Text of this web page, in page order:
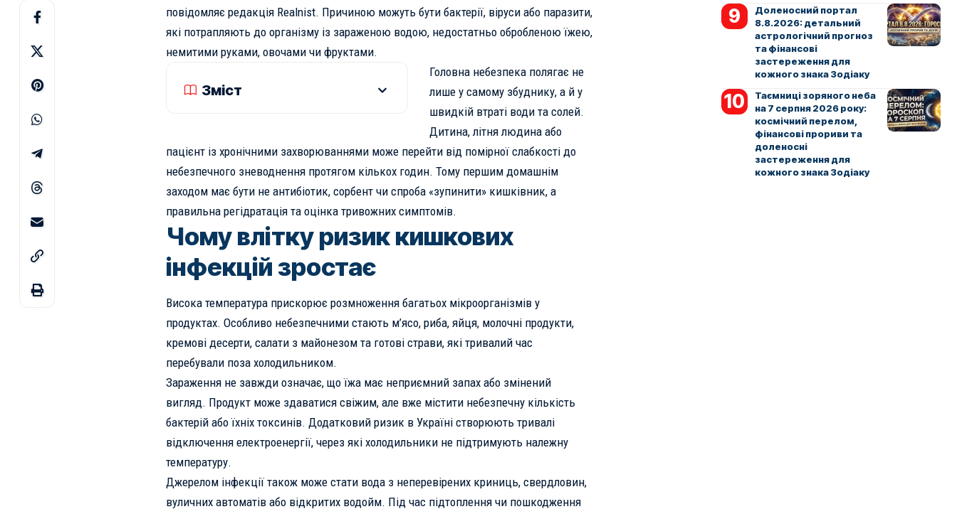
повідомляє редакція Realnist. Причиною можуть бути бактерії, віруси або паразити,
які потрапляють до організму із зараженою водою, недостатньо обробленою їжею,
немитими руками, овочами чи фруктами.
Зміст
Головна небезпека полягає не
лише у самому збуднику, а й у
швидкій втраті води та солей.
Дитина, літня людина або
пацієнт із хронічними захворюваннями може перейти від помірної слабкості до
небезпечного зневоднення протягом кількох годин. Тому першим домашнім
заходом має бути не антибіотик, сорбент чи спроба «зупинити» кишківник, а
правильна регідратація та оцінка тривожних симптомів.
Чому влітку ризик кишкових
інфекцій зростає
Висока температура прискорює розмноження багатьох мікроорганізмів у
продуктах. Особливо небезпечними стають м’ясо, риба, яйця, молочні продукти,
кремові десерти, салати з майонезом та готові страви, які тривалий час
перебували поза холодильником.
Зараження не завжди означає, що їжа має неприємний запах або змінений
вигляд. Продукт може здаватися свіжим, але вже містити небезпечну кількість
бактерій або їхніх токсинів. Додатковий ризик в Україні створюють тривалі
відключення електроенергії, через які холодильники не підтримують належну
температуру.
Джерелом інфекції також може стати вода з неперевірених криниць, свердловин,
вуличних автоматів або відкритих водойм. Під час підтоплення чи пошкодження
Доленосний портал
8.8.2026: детальний
астрологічний прогноз
та фінансові
застереження для
кожного знака Зодіаку
Таємниці зоряного неба
на 7 серпня 2026 року:
космічний перелом,
фінансові прориви та
доленосні
застереження для
кожного знака Зодіаку